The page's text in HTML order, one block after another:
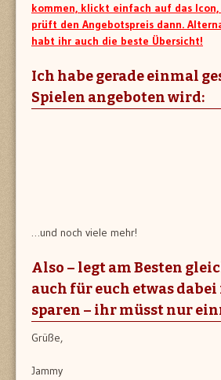
kommen, klickt einfach auf das
prüft den Angebotspreis dann.
habt ihr auch die beste Übersicht!
Ich habe gerade einmal
Spielen angeboten wird:
…und noch viele mehr!
Also – legt am Besten
auch für euch etwas
sparen – ihr müsst nur
Grüße,
Jammy